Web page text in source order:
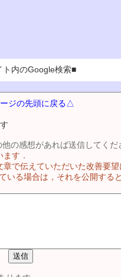
ト内のGoogle検索■
ジの先頭に戻る△
の感想があれば送信してくだ
す．
で伝えていただいた改善要
る場合は，それを公開する